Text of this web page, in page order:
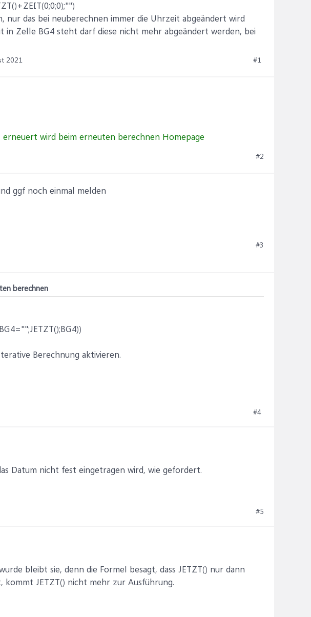
nur das bei neuberechnen immer die Uhrzeit abgeändert wird
in Zelle BG4 steht darf diese nicht mehr abgeändert werden, bei
2021 #1
#2
ggf noch einmal melden
#3
berechnen
Berechnung aktivieren.
#4
Datum nicht fest eingetragen wird, wie gefordert.
#5
bleibt sie, denn die Formel besagt, dass JETZT() nur dann
kommt JETZT() nicht mehr zur Ausführung.